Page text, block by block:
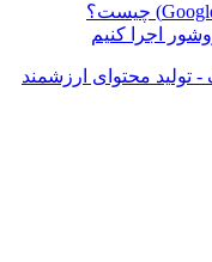
اجرا کنیم